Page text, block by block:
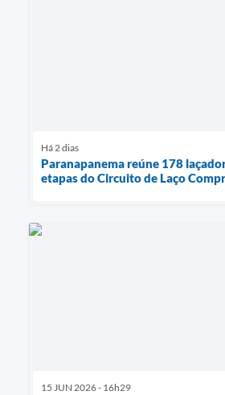
Há 2 dias
Paranapanema reúne 178
etapas do Circuito de Laço
15 JUN 2026 - 16h29